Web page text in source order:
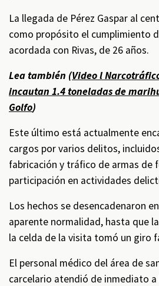
La llegada de Pérez Gaspar al
como propósito el cumplimiento
acordada con Rivas, de 26 años.
Lea también (Video l
incautan 1.4 toneladas de
Golfo)
Este último está actualmente
cargos por varios delitos,
fabricación y tráfico de armas de
participación en actividades
Los hechos se desencadenaron
aparente normalidad, hasta que
la celda de la visita tomó un giro
El personal médico del área de
carcelario atendió de inmediato